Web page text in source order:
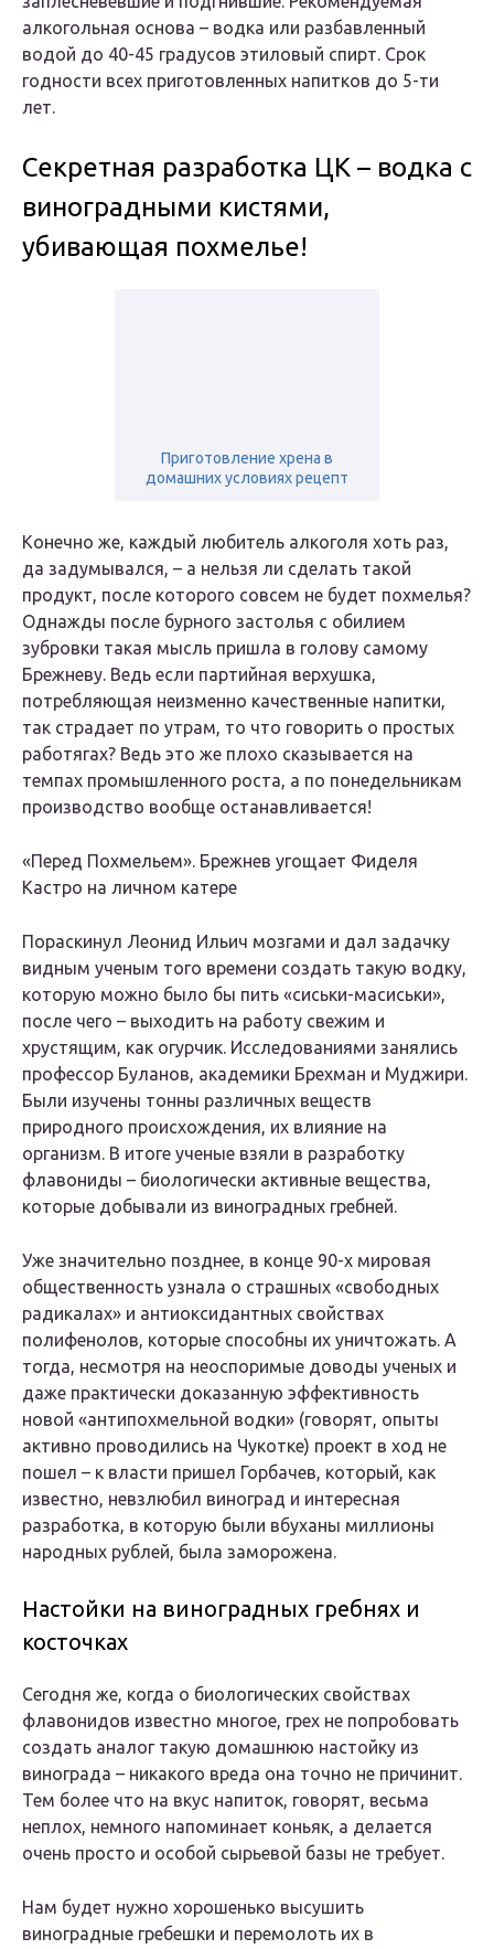
алкогольная основа – водка или разбавленный
водой до 40-45 градусов этиловый спирт. Срок
годности всех приготовленных напитков до 5-ти
лет.
Секретная разработка ЦК – водка с
виноградными кистями,
убивающая похмелье!
Приготовление хрена в
домашних условиях рецепт
Конечно же, каждый любитель алкоголя хоть раз,
да задумывался, – а нельзя ли сделать такой
продукт, после которого совсем не будет похмелья?
Однажды после бурного застолья с обилием
зубровки такая мысль пришла в голову самому
Брежневу. Ведь если партийная верхушка,
потребляющая неизменно качественные напитки,
так страдает по утрам, то что говорить о простых
работягах? Ведь это же плохо сказывается на
темпах промышленного роста, а по понедельникам
производство вообще останавливается!
«Перед Похмельем». Брежнев угощает Фиделя
Кастро на личном катере
Пораскинул Леонид Ильич мозгами и дал задачку
видным ученым того времени создать такую водку,
которую можно было бы пить «сиськи-масиськи»,
после чего – выходить на работу свежим и
хрустящим, как огурчик. Исследованиями занялись
профессор Буланов, академики Брехман и Муджири.
Были изучены тонны различных веществ
природного происхождения, их влияние на
организм. В итоге ученые взяли в разработку
флавониды – биологически активные вещества,
которые добывали из виноградных гребней.
Уже значительно позднее, в конце 90-х мировая
общественность узнала о страшных «свободных
радикалах» и антиоксидантных свойствах
полифенолов, которые способны их уничтожать. А
тогда, несмотря на неоспоримые доводы ученых и
даже практически доказанную эффективность
новой «антипохмельной водки» (говорят, опыты
активно проводились на Чукотке) проект в ход не
пошел – к власти пришел Горбачев, который, как
известно, невзлюбил виноград и интересная
разработка, в которую были вбуханы миллионы
народных рублей, была заморожена.
Настойки на виноградных гребнях и
косточках
Сегодня же, когда о биологических свойствах
флавонидов известно многое, грех не попробовать
создать аналог такую домашнюю настойку из
винограда – никакого вреда она точно не причинит.
Тем более что на вкус напиток, говорят, весьма
неплох, немного напоминает коньяк, а делается
очень просто и особой сырьевой базы не требует.
Нам будет нужно хорошенько высушить
виноградные гребешки и перемолоть их в